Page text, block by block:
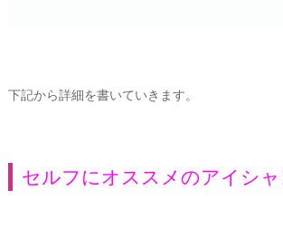
下記から詳細を書いていきます。
セルフにオススメのアイシ